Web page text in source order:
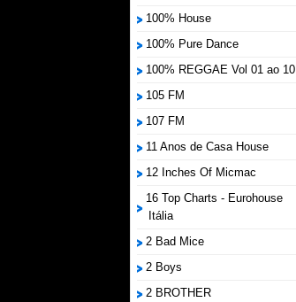
100% House
100% Pure Dance
100% REGGAE Vol 01 ao 10
105 FM
107 FM
11 Anos de Casa House
12 Inches Of Micmac
16 Top Charts - Eurohouse
Itália
2 Bad Mice
2 Boys
2 BROTHER